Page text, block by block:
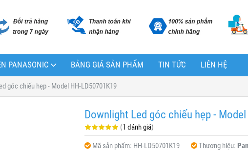
PANASONIC BẢNG GIÁ SẢN PHẨM TIN TỨC LIÊN HỆ
góc chiếu hẹp - Model HH-LD50701K19
Downlight Led góc chiếu hẹp - Model
(1 đánh giá)
Mã sản phẩm: HH-LD50701K19 Thương hiệu: